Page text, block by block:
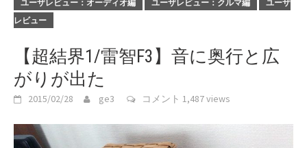
ユーザレビュー：オーディオ編 ユーザレビュー：クルマ編
ユーザ
レビュー
【超結界1/雷智F3】音に奥行と広
がりが出た
2015/02/28 ge3 コメント 1,487 views